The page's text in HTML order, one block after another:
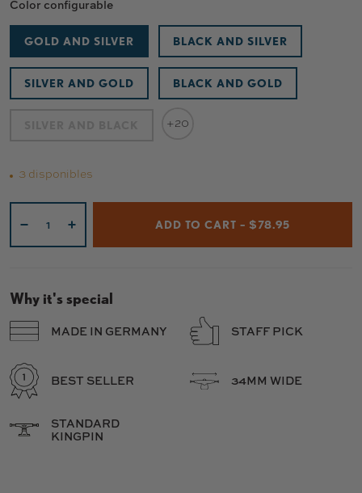
Color configurable
GOLD AND SILVER BLACK AND SILVER
SILVER AND GOLD BLACK AND GOLD
+20
3 disponibles
+ ADD TO CART – $78.95
Why it's special
MADE IN GERMANY STAFF PICK
BEST SELLER 34MM WIDE
STANDARD
KINGPIN